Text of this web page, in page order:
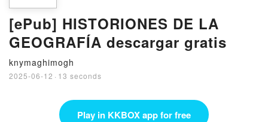
[ePub] HISTORIONES DE LA
GEOGRAFÍA descargar gratis
knymaghimogh
2025-06-12 · 13 seconds
Play in KKBOX app for free